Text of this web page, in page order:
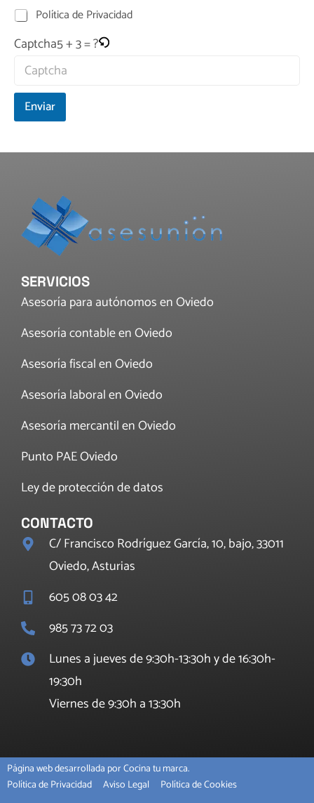
Política de Privacidad
Captcha5 + 3 = ?
Enviar
SERVICIOS
Asesoría para autónomos en Oviedo
Asesoría contable en Oviedo
Asesoría fiscal en Oviedo
Asesoría laboral en Oviedo
Asesoría mercantil en Oviedo
Punto PAE Oviedo
Ley de protección de datos
CONTACTO
C/ Francisco Rodríguez García, 10, bajo, 33011
Oviedo, Asturias
605 08 03 42
985 73 72 03
Lunes a jueves de 9:30h-13:30h y de 16:30h-
19:30h
Viernes de 9:30h a 13:30h
Página web desarrollada por Cocina tu marca.
Política de Privacidad
Aviso Legal Política de Cookies